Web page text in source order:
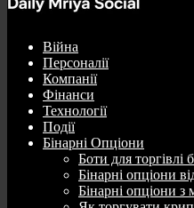
Війна
Персоналії
Компанії
Фінанси
Технології
Події
Бінарні Опціони
Боти для торгівлі
Бінарні опціони
Бінарні опціони з